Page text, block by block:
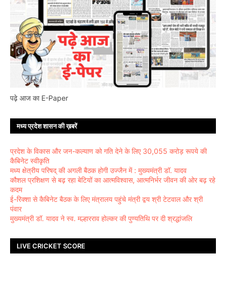
पढ़े आज का E-Paper
मध्य प्रदेश शासन की ख़बरें
प्रदेश के विकास और जन-कल्याण को गति देने के लिए 30,055 करोड़ रूपये की
कैबिनेट स्वीकृति
मध्य क्षेत्रीय परिषद् की अगली बैठक होगी उज्जैन में : मुख्यमंत्री डॉ. यादव
कौशल प्रशिक्षण से बढ़ रहा बेटियों का आत्मविश्वास, आत्मनिर्भर जीवन की ओर बढ़ रहे
कदम
ई-रिक्शा से कैबिनेट बैठक के लिए मंत्रालय पहुंचे मंत्री द्वय श्री टेटवाल और श्री
पंवार
मुख्यमंत्री डॉ. यादव ने स्व. मल्हारराव होल्कर की पुण्यतिथि पर दी श्रद्धांजलि
LIVE CRICKET SCORE